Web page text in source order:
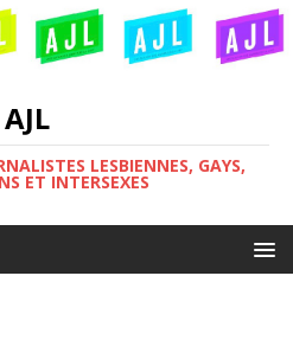
AJL
LESBIENNES, GAYS,
ET INTERSEXES